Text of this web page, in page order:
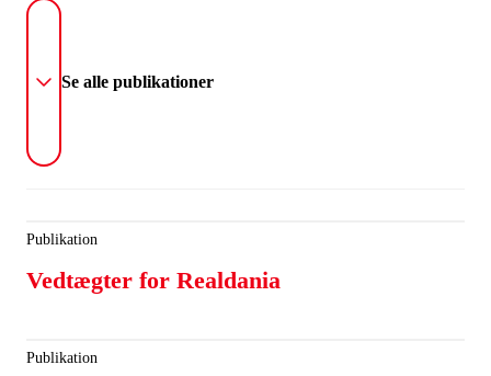
Se alle publikationer
Publikation
Vedtægter for Realdania
Publikation